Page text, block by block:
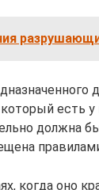
есть
должна
когда оно